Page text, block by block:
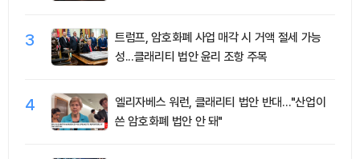
3
트럼프, 암호화폐 사업 매각 시 거액 절세 가능
성...클래리티 법안 윤리 조항 주목
4
엘리자베스 워런, 클래리티 법안 반대…"산업이
쓴 암호화폐 법안 안 돼"